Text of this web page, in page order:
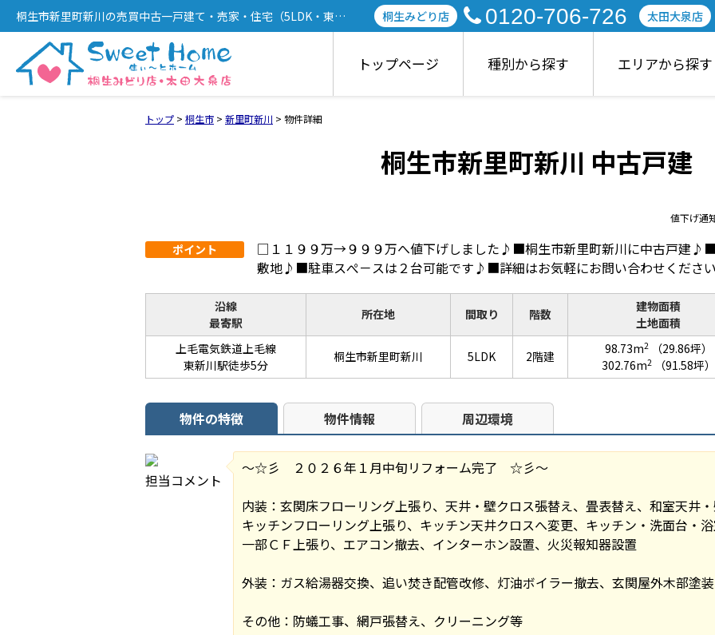
桐生市新里町新川の売買中古一戸建て・売家・住宅（5LDK・東新
川駅徒歩5分）[11409]
桐生みどり店 0120-706-726 太田大泉店
トップページ 種別から探す エリアから探す
トップ > 桐生市 > 新里町新川 > 物件詳細
桐生市新里町新川 中古戸建
値下げ通
ポイント
□１１９９万→９９９万へ値下げしました♪■桐生市新里町新川に中古戸建
敷地♪■駐車スぺ－スは２台可能です♪■詳細はお気軽にお問い合わせくださ
沿線
最寄駅
所在地 間取り 階数
建物面積
土地面積
上毛電気鉄道上毛線
東新川駅徒歩5分
桐生市新里町新川 5LDK 2階建 98.73m2
（29.86坪）
302.76m2 （91.58坪）
物件の特徴 物件情報 周辺環境
担当コメント
～☆彡 ２０２６年１月中旬リフォーム完了 ☆彡～
内装：玄関床フローリング上張り、天井・壁クロス張替え、畳表替え、和室天井
キッチンフローリング上張り、キッチン天井クロスへ変更、キッチン・洗面台・
一部ＣＦ上張り、エアコン撤去、インターホン設置、火災報知器設置
外装：ガス給湯器交換、追い焚き配管改修、灯油ボイラー撤去、玄関屋外木部塗装
その他：防蟻工事、網戸張替え、クリーニング等